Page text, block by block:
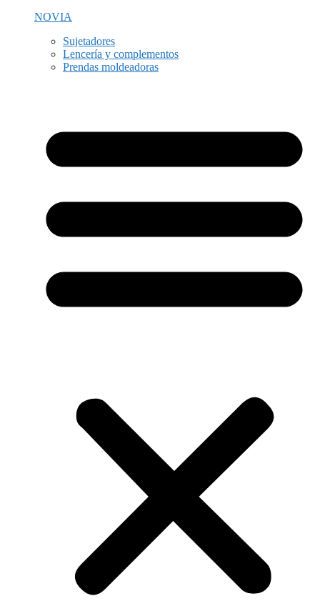
NOVIA
Sujetadores
Lencería y complementos
Prendas moldeadoras